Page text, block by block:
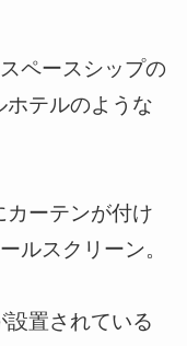
ペースシップの
ホテルのような
ーテンが付け
ルスクリーン。
置されている